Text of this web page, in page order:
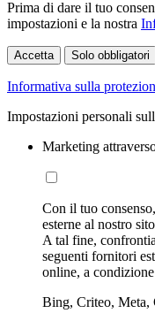
Prima di dare il tuo
impostazioni e la nostra
Accetta Solo obbligatori
Informativa sulla
Impostazioni personali
Marketing
Con il tuo
esterne al nostro
A tal fine,
seguenti fornitori
online, a
Bing, Criteo, Meta,